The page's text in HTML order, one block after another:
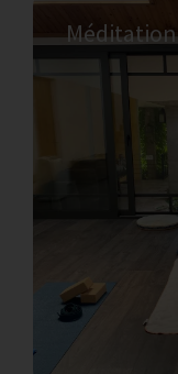
Trouvez
votre place
explorant